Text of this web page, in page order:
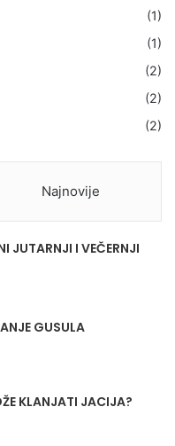
(1)
(1)
(2)
(2)
(2)
Najnovije
JUTARNJI I VEČERNJI
GUSULA
KLANJATI JACIJA?